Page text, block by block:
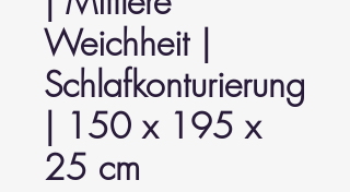
Weichheit |
Schlafkonturierung
| 150 x 195 x
25 cm